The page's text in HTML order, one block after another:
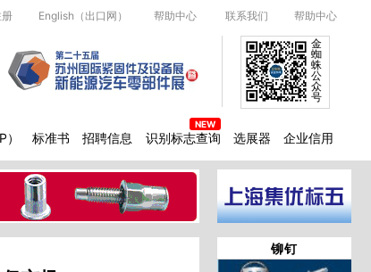
English（出口网） 帮助中心 联系我们 帮助中心
标准书 招聘信息 识别标志查询 选展器 企业信用
金
蜘
蛛
公
众
号
铆钉